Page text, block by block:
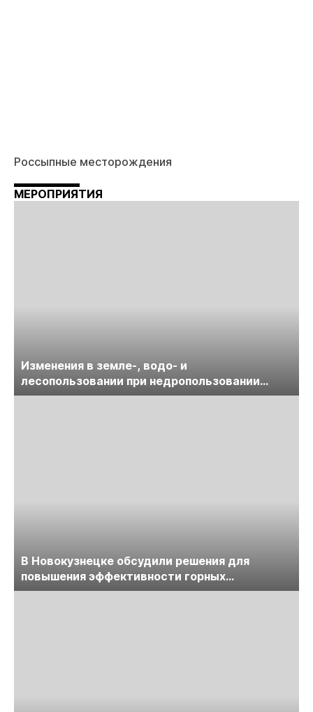
Россыпные месторождения
МЕРОПРИЯТИЯ
Изменения в земле-, водо- и
лесопользовании при недропользовании
обсудят на семинаре «ПравоТЭК»
В Новокузнецке обсудили решения для
повышения эффективности горных
предприятий